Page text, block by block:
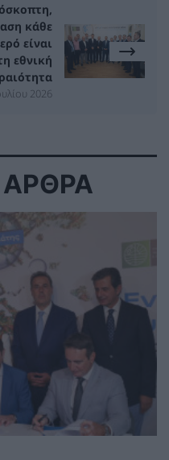
κάθε
είναι
εθνική
2026
ΑΡΘΡΑ